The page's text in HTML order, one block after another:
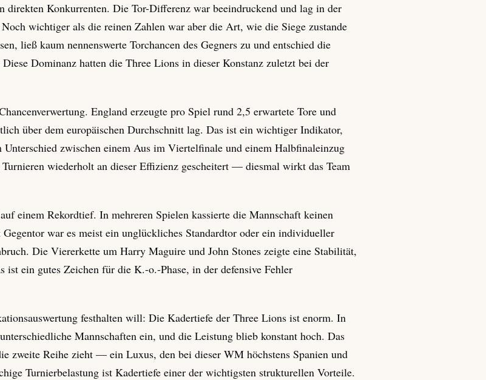
direkten Konkurrenten. Die Tor-Differenz war beeindruckend und lag in der
wichtiger als die reinen Zahlen war aber die Art, wie die Siege zustande
ließ kaum nennenswerte Torchancen des Gegners zu und entschied die
Dominanz hatten die Three Lions in dieser Konstanz zuletzt bei der
England erzeugte pro Spiel rund 2,5 erwartete Tore und
über dem europäischen Durchschnitt lag. Das ist ein wichtiger Indikator,
zwischen einem Aus im Viertelfinale und einem Halbfinaleinzug
wiederholt an dieser Effizienz gescheitert — diesmal wirkt das Team
einem Rekordtief. In mehreren Spielen kassierte die Mannschaft keinen
war es meist ein unglückliches Standardtor oder ein individueller
Die Viererkette um Harry Maguire und John Stones zeigte eine Stabilität,
ist ein gutes Zeichen für die K.-o.-Phase, in der defensive Fehler
festhalten will: Die Kadertiefe der Three Lions ist enorm. In
Mannschaften ein, und die Leistung blieb konstant hoch. Das
zweite Reihe zieht — ein Luxus, den bei dieser WM höchstens Spanien und
Turnierbelastung ist Kadertiefe einer der wichtigsten strukturellen Vorteile.